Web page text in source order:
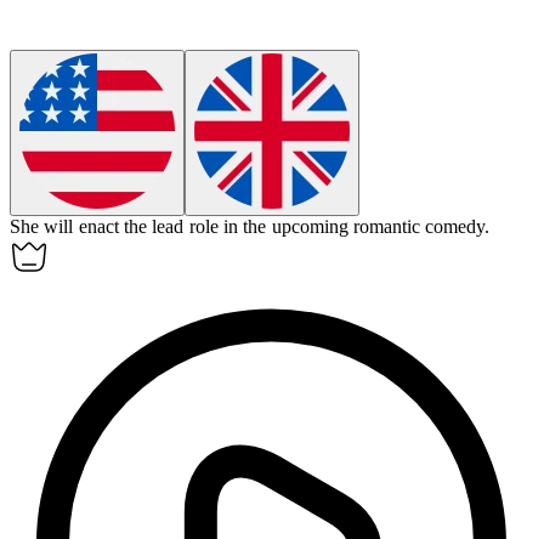
She will enact the lead role in the upcoming romantic comedy.